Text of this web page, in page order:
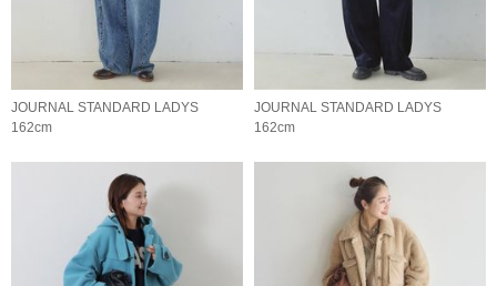
JOURNAL STANDARD LADYS
162cm
JOURNAL STANDARD LADYS
162cm